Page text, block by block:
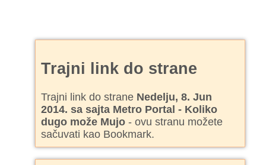
Trajni link do strane
Trajni link do strane Nedelju, 8. Jun
2014. sa sajta Metro Portal - Koliko
dugo može Mujo - ovu stranu možete
sačuvati kao Bookmark.